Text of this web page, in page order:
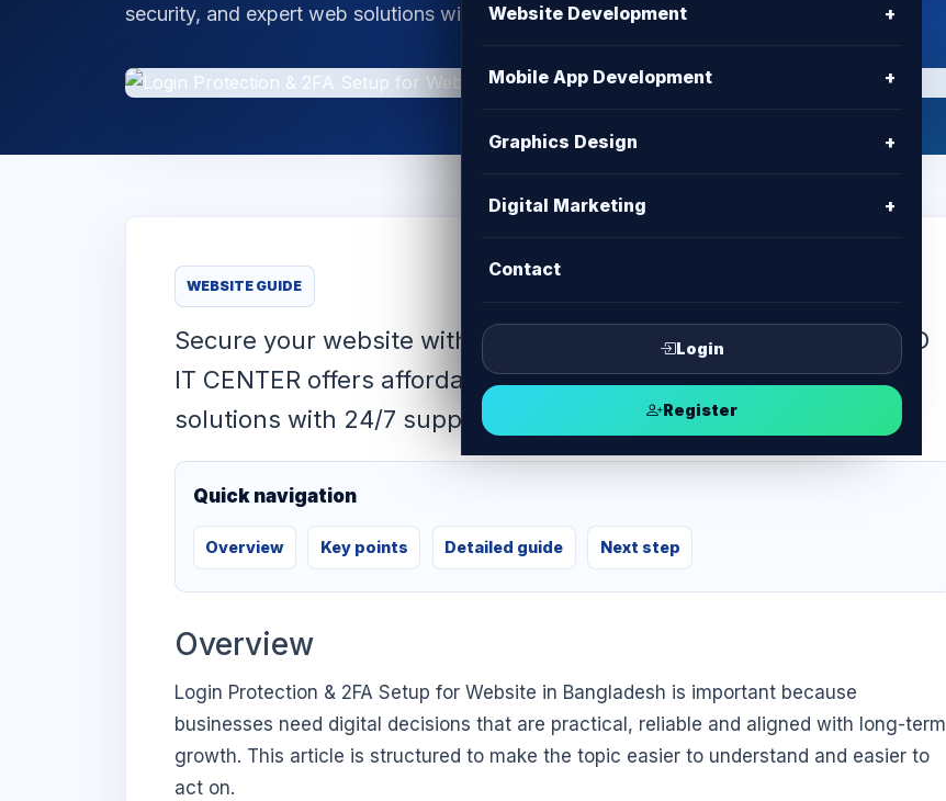
Website Development +
Mobile App Development +
Graphics Design +
Digital Marketing +
Contact
Login
Register
security, and expert web solutions with 24/7 support.
WEBSITE GUIDE
Secure your website with 2FA login protection in Bangladesh. BD
IT CENTER offers affordable, high-security, and expert web
solutions with 24/7 support.
Quick navigation
Overview Key points Detailed guide Next step
Overview
Login Protection & 2FA Setup for Website in Bangladesh is important because
businesses need digital decisions that are practical, reliable and aligned with long-term
growth. This article is structured to make the topic easier to understand and easier to
act on.